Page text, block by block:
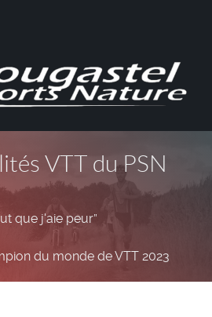
VTT du PSN
que j'aie peur”
du monde de VTT 2023